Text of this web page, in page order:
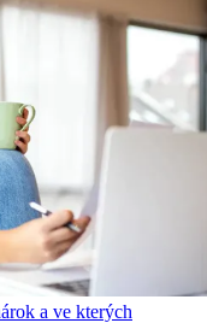
a ve kterých